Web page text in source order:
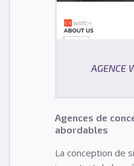
AGENCE
Agences de
abordables
La conception de